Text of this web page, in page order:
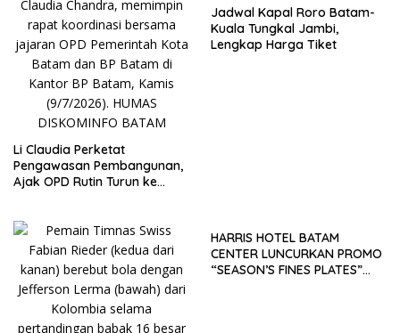
Li Claudia Perketat
Pengawasan Pembangunan,
Ajak OPD Rutin Turun ke
Jadwal Kapal Roro Batam-
Kuala Tungkal Jambi,
Lengkap Harga Tiket
HARRIS HOTEL BATAM
CENTER LUNCURKAN PROMO
“SEASON’S FINES PLATES”